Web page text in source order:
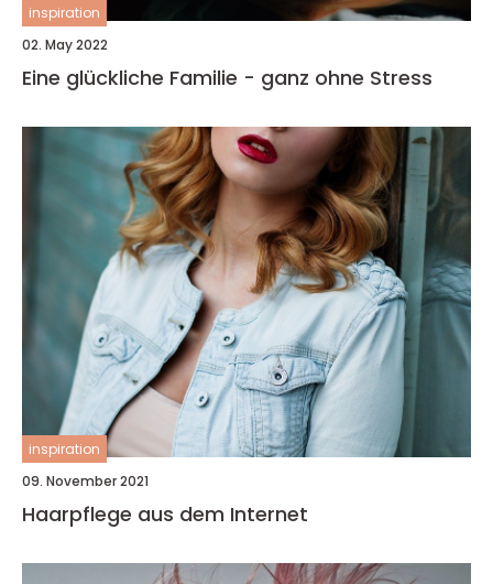
inspiration
02. May 2022
Eine glückliche Familie - ganz ohne Stress
inspiration
09. November 2021
Haarpflege aus dem Internet